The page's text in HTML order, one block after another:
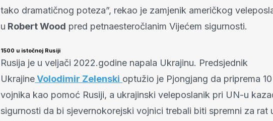
tako dramatičnog poteza”, rekao je zamjenik američkog
u Robert Wood pred petnaesteročlanim Vijećem sigurnosti.
1500 u istočnoj Rusiji
Rusija je u veljači 2022.godine napala Ukrajinu. Predsjednik
UkrajineVolodimir Zelenski optužio je Pjongjang da priprema
vojnika kao pomoć Rusiji, a ukrajinski veleposlanik pri UN-u
sigurnosti da bi sjevernokorejski vojnici trebali biti spremni za rat